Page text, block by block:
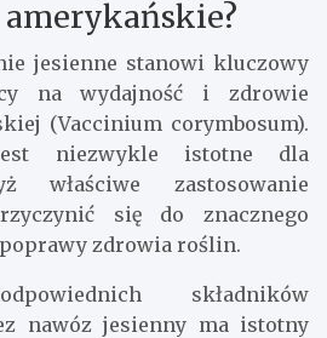
jesienne stanowi kluczowy
na wydajność i zdrowie
(Vaccinium corymbosum).
niezwykle istotne dla
właściwe zastosowanie
się do znacznego
zdrowia roślin.
składników
nawóz jesienny ma istotny